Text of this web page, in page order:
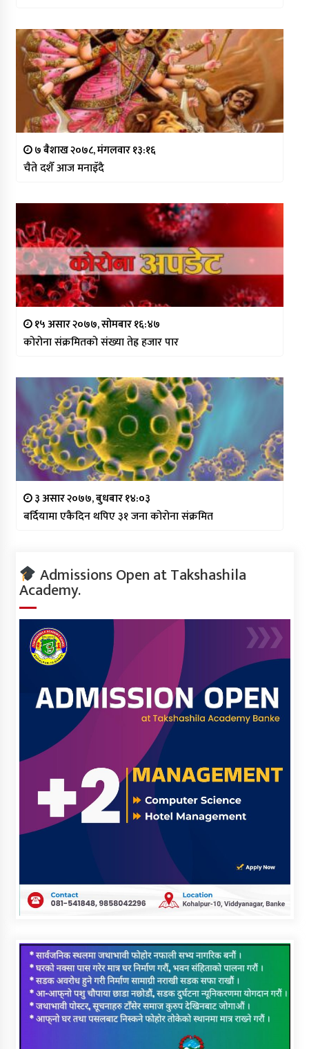
७ बैशाख २०७८, मंगलवार १३:१६
चैते दशैँ आज मनाइँदै
१५ असार २०७७, सोमबार १६:४७
कोरोना संक्रमितको संख्या तेह्र हजार पार
३ असार २०७७, बुधबार १४:०३
बर्दियामा एकैदिन थपिए ३१ जना कोरोना संक्रमित
Admissions Open at Takshashila
Academy.